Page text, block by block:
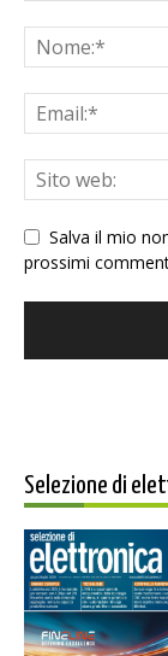
Salva il mio
prossimi
Selezione di